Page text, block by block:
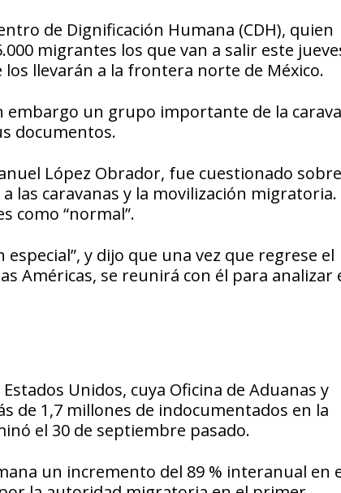
de Dignificación Humana (CDH), quien
migrantes los que van a salir este
llevarán a la frontera norte de México.
embargo un grupo importante de la
documentos.
López Obrador, fue cuestionado
caravanas y la movilización migratoria.
como “normal”.
y dijo que una vez que regrese el
Américas, se reunirá con él para analizar
Unidos, cuya Oficina de Aduanas y
de 1,7 millones de indocumentados en la
el 30 de septiembre pasado.
un incremento del 89 % interanual en